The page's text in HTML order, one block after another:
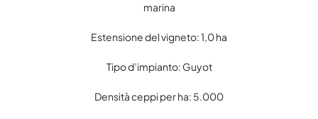
marina
Estensione del vigneto: 1,0 ha
Tipo d’impianto: Guyot
Densità ceppi per ha: 5.000